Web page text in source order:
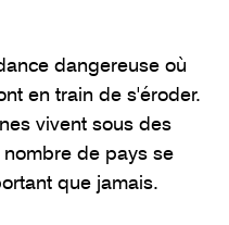
dangereuse où
en train de s'éroder.
vivent sous des
de pays se
que jamais.